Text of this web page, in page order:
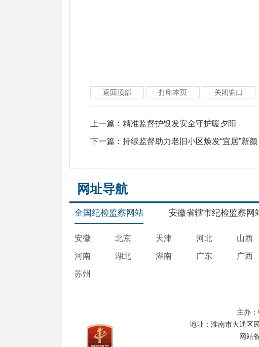
返回顶部 打印本页 关闭窗口
上一篇： 精准监督护银发安全守护暖夕阳
下一篇： 持续监督助力老旧小区焕发“宜居”新颜
网址导航
全国纪检监察网站 安徽省辖市纪检监察网
安徽 北京 天津 河北 山西
河南 湖北 湖南 广东 广西
苏州
主办
地址：淮南市大通区
网站